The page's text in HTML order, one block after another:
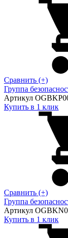
Сравнить (+)
Группа
Артикул
Купить в 1 клик
Сравнить (+)
Группа
Артикул
Купить в 1 клик